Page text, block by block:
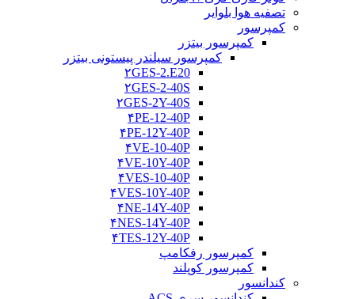
تصفیه هوا بلوایر
کمپرسور
کمپرسور بیتزر
کمپرسور سیلندر پیستونی بیتزر
۲GES-2.E20
۲GES-2-40S
۲GES-2Y-40S
۴PE-12-40P
۴PE-12Y-40P
۴VE-10-40P
۴VE-10Y-40P
۴VES-10-40P
۴VES-10Y-40P
۴NE-14Y-40P
۴NES-14Y-40P
۴TES-12Y-40P
کمپرسور رفکامپ
کمپرسور کوپلند
کندانسور